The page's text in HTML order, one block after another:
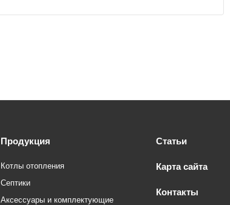
Продукция
Котлы отопления
Септики
Аксессуары и комплектующие
Статьи
Карта сайта
Контакты